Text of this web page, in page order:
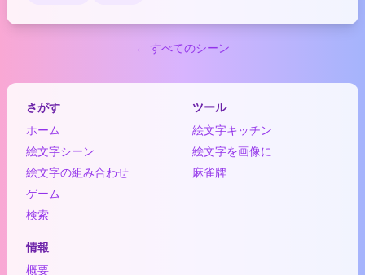
← すべてのシーン
さがす
ホーム
絵文字シーン
絵文字の組み合わせ
ゲーム
検索
ツール
絵文字キッチン
絵文字を画像に
麻雀牌
情報
概要